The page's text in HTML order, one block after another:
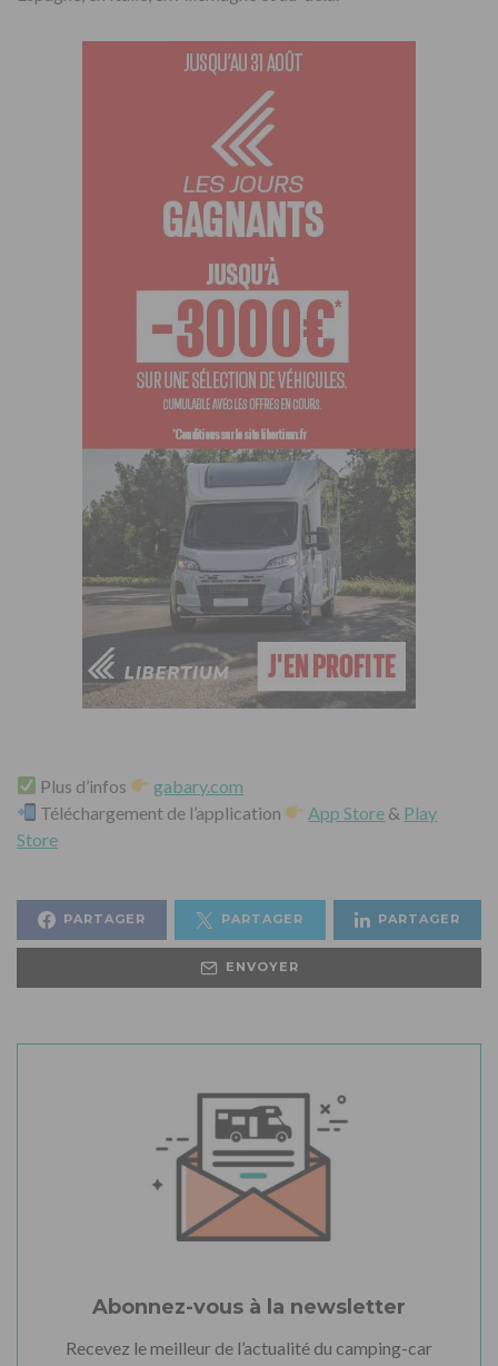
Plus d’infos
gabary.com
Téléchargement de l’application
App Store & Play
Store
PARTAGER PARTAGER PARTAGER
ENVOYER
Abonnez-vous à la newsletter
Recevez le meilleur de l’actualité du camping-car